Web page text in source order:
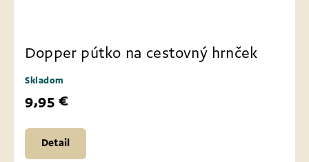
Dopper pútko na cestovný hrnček
Skladom
9,95 €
Detail